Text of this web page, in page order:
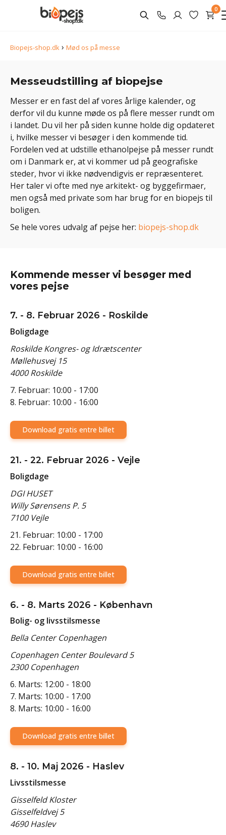
0
Biopejs-shop.dk › Mød os på messe
Messeudstilling af biopejse
Messer er en fast del af vores årlige kalender, og
derfor vil du kunne møde os på flere messer rundt om
i landet. Du vil her på siden kunne holde dig opdateret
i, hvilke messer vi besøger i den kommende tid.
Fordelen ved at udstille ethanolpejse på messer rundt
om i Danmark er, at vi kommer ud på geografiske
steder, hvor vi ikke nødvendigvis er repræsenteret.
Her taler vi ofte med nye arkitekt- og byggefirmaer,
men også med private som har brug for en biopejs til
boligen.
Se hele vores udvalg af pejse her: biopejs-shop.dk
Kommende messer vi besøger med
vores pejse
7. - 8. Februar 2026 - Roskilde
Boligdage
Roskilde Kongres- og Idrætscenter
Møllehusvej 15
4000 Roskilde
7. Februar: 10:00 - 17:00
8. Februar: 10:00 - 16:00
Download gratis entre billet
21. - 22. Februar 2026 - Vejle
Boligdage
DGI HUSET
Willy Sørensens P. 5
7100 Vejle
21. Februar: 10:00 - 17:00
22. Februar: 10:00 - 16:00
Download gratis entre billet
6. - 8. Marts 2026 - København
Bolig- og livsstilsmesse
Bella Center Copenhagen
Copenhagen Center Boulevard 5
2300 Copenhagen
6. Marts: 12:00 - 18:00
7. Marts: 10:00 - 17:00
8. Marts: 10:00 - 16:00
Download gratis entre billet
8. - 10. Maj 2026 - Haslev
Livsstilsmesse
Gisselfeld Kloster
Gisselfeldvej 5
4690 Haslev